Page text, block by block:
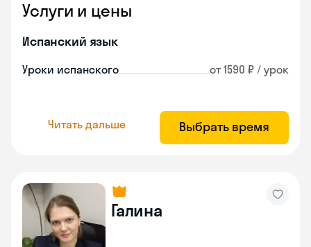
Услуги и цены
Испанский язык
Уроки испанского от 1590 ₽ / урок
Читать дальше Выбрать время
Галина